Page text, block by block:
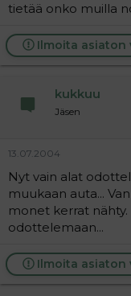
tietää onko muilla
Ilmoita asiaton
kukkuu
Jäsen
13.07.2004
Nyt vain alat
muukaan auta...
monet kerrat
odottelemaan...
Ilmoita asiaton